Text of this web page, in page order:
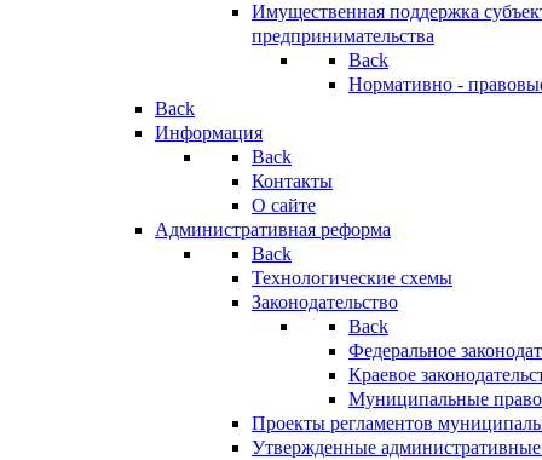
Имущественная поддержка
предпринимательства
Back
Нормативно -
Back
Информация
Back
Контакты
О сайте
Административная реформа
Back
Технологические схемы
Законодательство
Back
Федеральное
Краевое
Муниципальные
Проекты регламентов
Утвержденные